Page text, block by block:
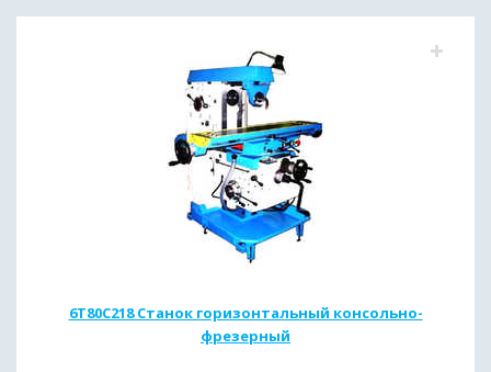
6T80C218 Станок горизонтальный консольно-
фрезерный